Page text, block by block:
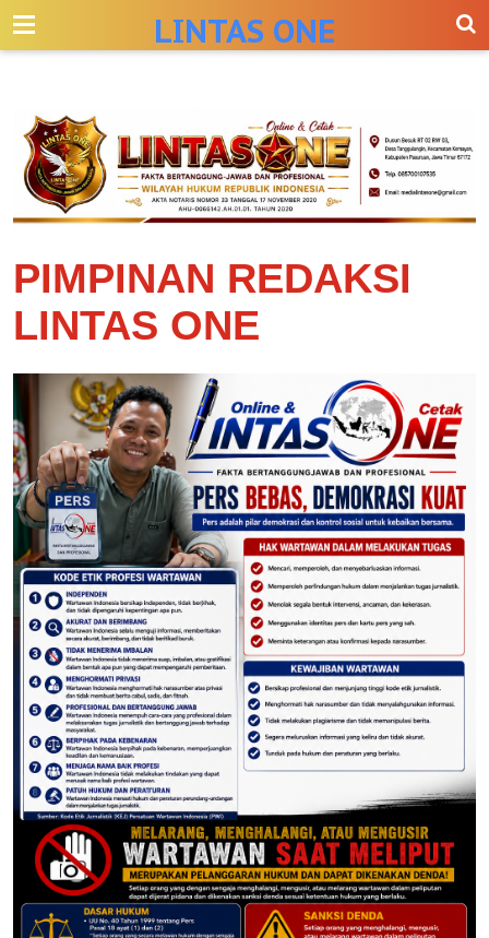
--> LINTAS ONE
PIMPINAN REDAKSI
LINTAS ONE